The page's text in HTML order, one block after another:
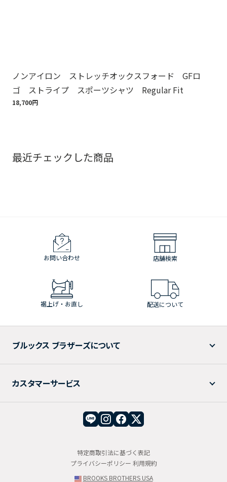
ノンアイロン ストレッチオックスフォード GFロ
ゴ ストライプ スポーツシャツ Regular Fit
18,700円
最近チェックした商品
お問い合わせ 店舗検索
裾上げ・お直し 配送について
ブルックス ブラザーズについて
カスタマーサービス
特定商取引法に基づく表記
プライバシーポリシー 利用規約
BROOKS BROTHERS USA